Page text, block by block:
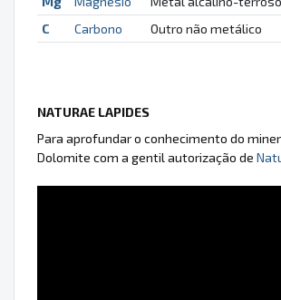
C
Carbono Outro não metálico
NATURAE LAPIDES
Para aprofundar o conhecimento do
Dolomite com a gentil autorização de